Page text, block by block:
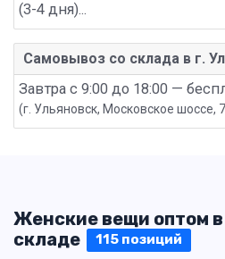
(3-4 дня)...
Самовывоз со склада в г.
Завтра с 9:00 до 18:00 —
(г. Ульяновск, Московское шоссе,
Женские вещи оптом
складе
115 позиций